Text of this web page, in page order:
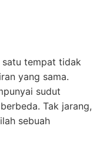
satu tempat tidak
yang sama.
sudut
Tak jarang,
sebuah